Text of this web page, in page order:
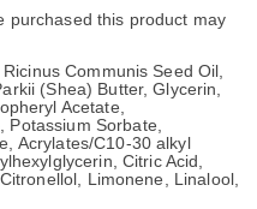
purchased this product may
Communis Seed Oil,
(Shea) Butter, Glycerin,
Acetate,
Potassium Sorbate,
Acrylates/C10-30 alkyl
Citric Acid,
Limonene, Linalool,